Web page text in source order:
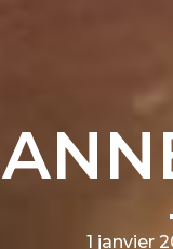
1 janvier